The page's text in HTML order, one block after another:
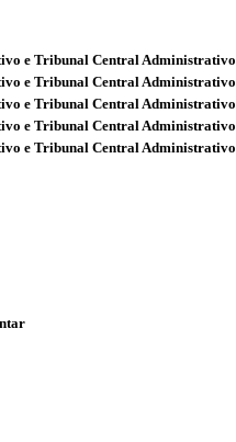
e Tribunal Central Administrativo
e Tribunal Central Administrativo
e Tribunal Central Administrativo
e Tribunal Central Administrativo
e Tribunal Central Administrativo